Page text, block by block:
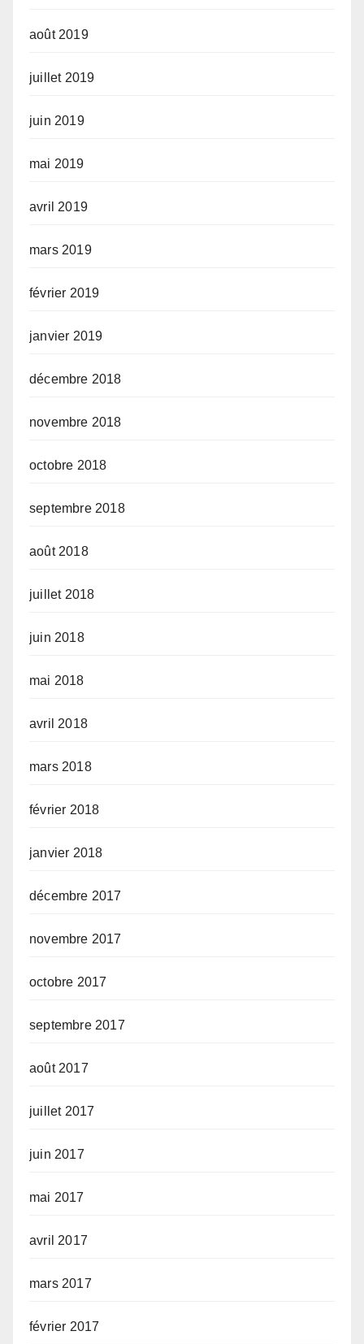
août 2019
juillet 2019
juin 2019
mai 2019
avril 2019
mars 2019
février 2019
janvier 2019
décembre 2018
novembre 2018
octobre 2018
septembre 2018
août 2018
juillet 2018
juin 2018
mai 2018
avril 2018
mars 2018
février 2018
janvier 2018
décembre 2017
novembre 2017
octobre 2017
septembre 2017
août 2017
juillet 2017
juin 2017
mai 2017
avril 2017
mars 2017
février 2017